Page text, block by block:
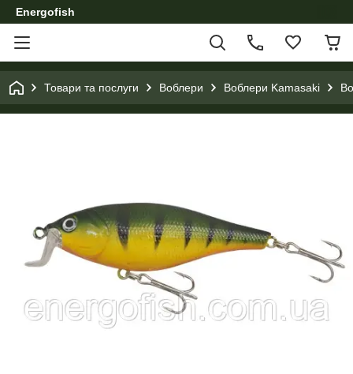
Energofish
Товари та послуги Воблери Воблери Kamasaki